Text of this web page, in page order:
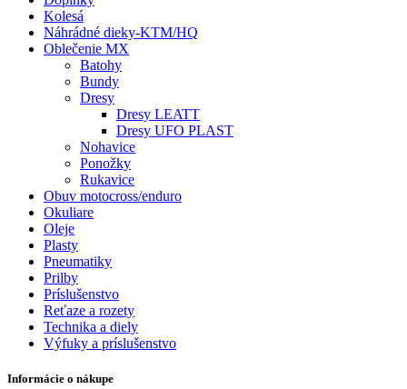
Kolesá
Náhrádné dieky-KTM/HQ
Oblečenie MX
Batohy
Bundy
Dresy
Dresy LEATT
Dresy UFO PLAST
Nohavice
Ponožky
Rukavice
Obuv motocross/enduro
Okuliare
Oleje
Plasty
Pneumatiky
Prilby
Príslušenstvo
Reťaze a rozety
Technika a diely
Výfuky a príslušenstvo
Informácie o nákupe